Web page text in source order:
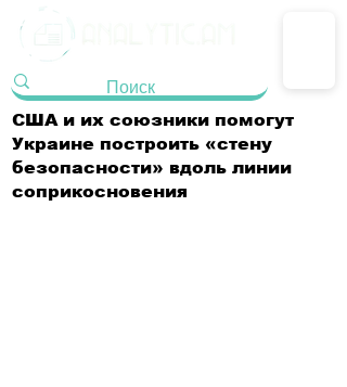
США и их союзники помогут
Украине построить «стену
безопасности» вдоль линии
соприкосновения